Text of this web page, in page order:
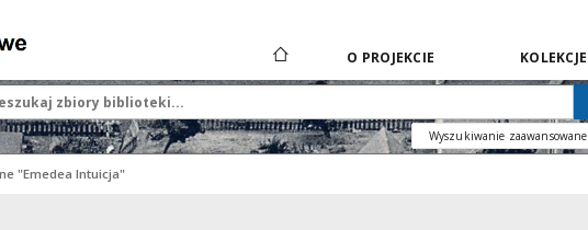
O PROJEKCIE KOLEKCJE
Wyszukiwanie zaawansowane
"Emedea Intuicja"